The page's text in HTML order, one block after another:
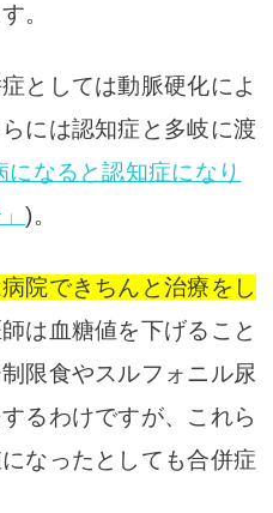
。
としては動脈硬化によ
には認知症と多岐に渡
になると認知症になり
)。
院できちんと治療をし
師は血糖値を下げること
限食やスルフォニル尿
るわけですが、これら
なったとしても合併症